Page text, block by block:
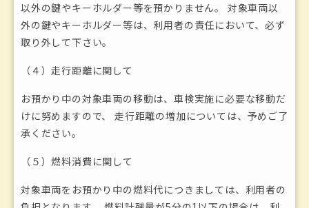
以外の鍵やキーホルダー等を預かりません。 対象車両以
外の鍵やキーホルダー等は、利用者の責任において、必ず
取り外して下さい。
（４）走行距離に関して
お預かり中の対象車両の移動は、車検実施に必要な移動だ
けに努めますので、 走行距離の増加については、予めご了
承ください｡
（５）燃料消費に関して
対象車両をお預かり中の燃料代につきましては、利用者の